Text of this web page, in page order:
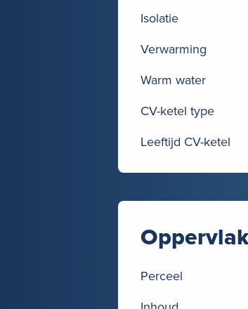
Isolatie
Verwarming
Warm water
CV-ketel type
Leeftijd CV-ketel
Perceel